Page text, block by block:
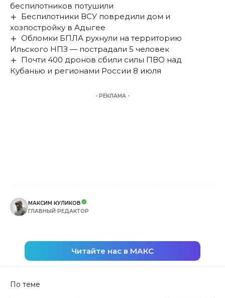
беспилотников потушили
Беспилотники ВСУ повредили дом и
хозпостройку в Адыгее
Обломки БПЛА рухнули на территорию
Ильского НПЗ — пострадали 5 человек
Почти 400 дронов сбили силы ПВО над
Кубанью и регионами России 8 июля
- РЕКЛАМА -
МАКСИМ КУЛИКОВ
ГЛАВНЫЙ РЕДАКТОР
Читайте нас в МАКС
По теме